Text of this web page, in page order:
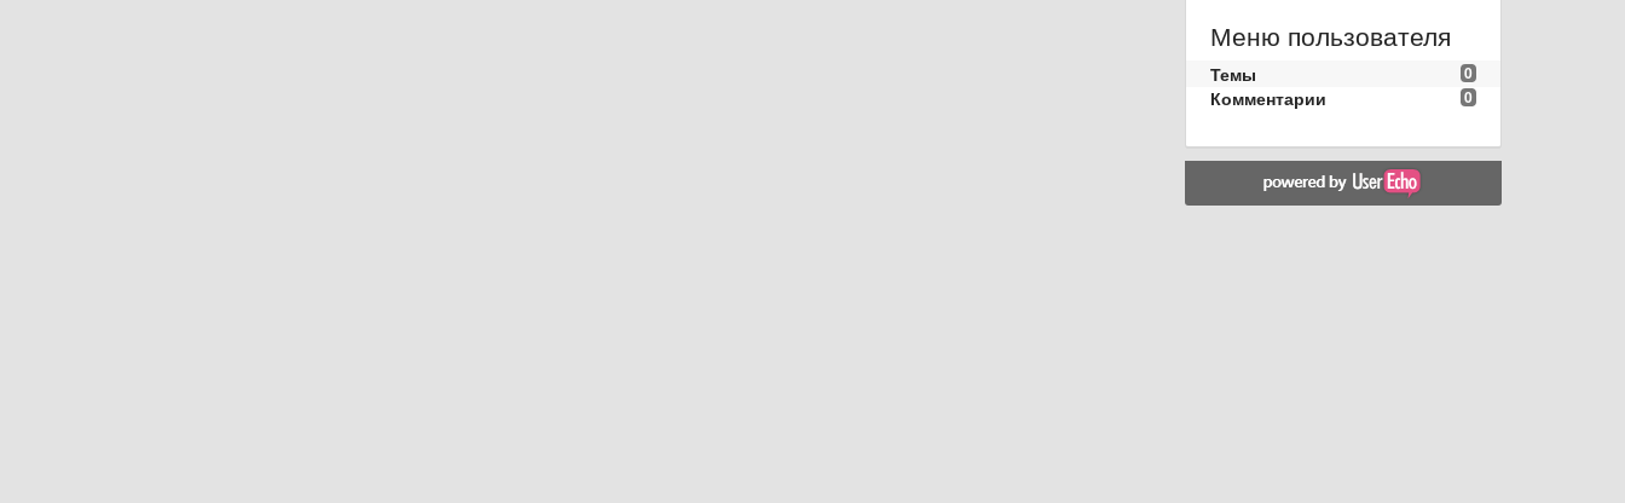
Меню пользователя
0
Темы
0
Комментарии